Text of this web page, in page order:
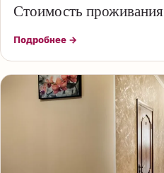
Стоимость проживания
Подробнее →